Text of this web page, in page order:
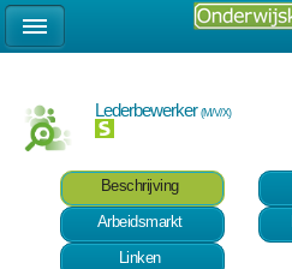
Lederbewerker(M/V/X)
Beschrijving
Arbeidsmarkt
Linken